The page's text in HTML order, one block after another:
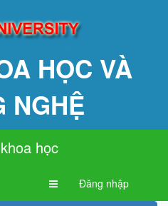
HỌC VÀ
NGHỆ
khoa học
Đăng nhập